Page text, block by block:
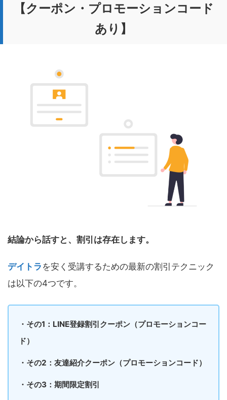
【クーポン・プロモーションコード
あり】
結論から話すと、割引は存在します。
デイトラ を安く受講するための最新の割引テクニック
は以下の4つです。
・その1：LINE登録割引クーポン（プロモーションコー
ド）
・その2：友達紹介クーポン（プロモーションコード）
・その3：期間限定割引